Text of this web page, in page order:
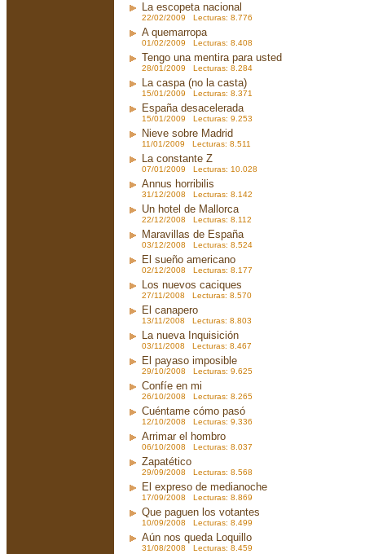
La escopeta nacional
22/02/2009 Lecturas: 8.776
A quemarropa
01/02/2009 Lecturas: 8.408
Tengo una mentira para usted
28/01/2009 Lecturas: 8.284
La caspa (no la casta)
15/01/2009 Lecturas: 8.371
España desacelerada
15/01/2009 Lecturas: 9.253
Nieve sobre Madrid
11/01/2009 Lecturas: 8.511
La constante Z
07/01/2009 Lecturas: 10.028
Annus horribilis
31/12/2008 Lecturas: 8.142
Un hotel de Mallorca
22/12/2008 Lecturas: 8.112
Maravillas de España
03/12/2008 Lecturas: 8.524
El sueño americano
02/12/2008 Lecturas: 8.177
Los nuevos caciques
27/11/2008 Lecturas: 8.570
El canapero
13/11/2008 Lecturas: 8.803
La nueva Inquisición
03/11/2008 Lecturas: 8.467
El payaso imposible
29/10/2008 Lecturas: 9.625
Confíe en mi
26/10/2008 Lecturas: 8.265
Cuéntame cómo pasó
12/10/2008 Lecturas: 9.336
Arrimar el hombro
06/10/2008 Lecturas: 8.037
Zapatético
29/09/2008 Lecturas: 8.568
El expreso de medianoche
17/09/2008 Lecturas: 8.869
Que paguen los votantes
10/09/2008 Lecturas: 8.499
Aún nos queda Loquillo
31/08/2008 Lecturas: 8.459